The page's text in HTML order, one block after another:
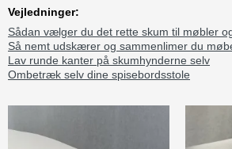
Vejledninger:
Sådan vælger du det rette skum til møbler
Så nemt udskærer og sammenlimer du
Lav runde kanter på skumhynderne selv
Ombetræk selv dine spisebordsstole